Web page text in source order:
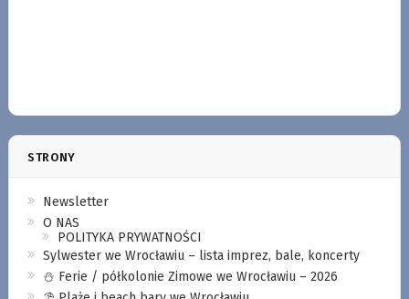
STRONY
Newsletter
O NAS
POLITYKA PRYWATNOŚCI
Sylwester we Wrocławiu – lista imprez, bale, koncerty
⛄️ Ferie / półkolonie Zimowe we Wrocławiu – 2026